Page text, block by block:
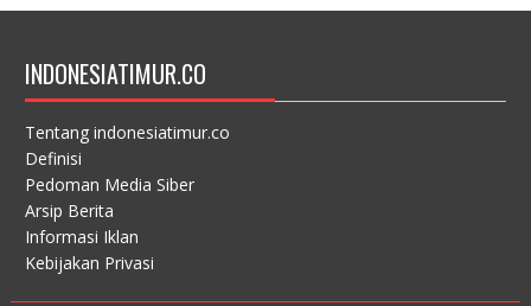
INDONESIATIMUR.CO
Tentang indonesiatimur.co
Definisi
Pedoman Media Siber
Arsip Berita
Informasi Iklan
Kebijakan Privasi